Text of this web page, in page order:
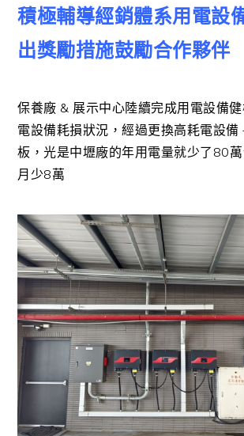
積極輔導經銷體系用電設
出獎勵措施鼓勵合作夥伴
保養廠 & 展示中心陸續完成用電設備
電設備耗損狀況，經過更換高耗電設備
板，光是中壢廠的年用電量就少了80
月少8萬